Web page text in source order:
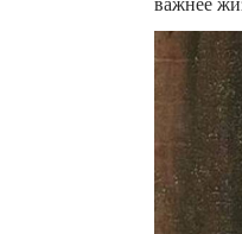
важнее